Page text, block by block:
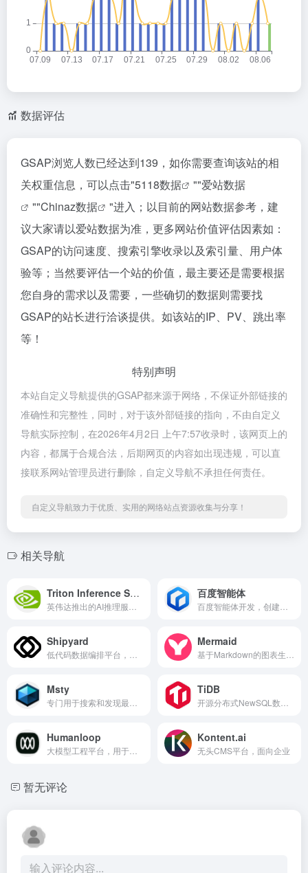
数据评估
GSAP浏览人数已经达到139，如你需要查询该站的相
关权重信息，可以点击"5118数据 ""爱站数据
""Chinaz数据
"进入；以目前的网站数据参考，建
议大家请以爱站数据为准，更多网站价值评估因素如：
GSAP的访问速度、搜索引擎收录以及索引量、用户体
验等；当然要评估一个站的价值，最主要还是需要根据
您自身的需求以及需要，一些确切的数据则需要找
GSAP的站长进行洽谈提供。如该站的IP、PV、跳出率
等！
特别声明
本站自定义导航提供的GSAP都来源于网络，不保证外部链接的
准确性和完整性，同时，对于该外部链接的指向，不由自定义
导航实际控制，在2026年4月2日 上午7:57收录时，该网页上的
内容，都属于合规合法，后期网页的内容如出现违规，可以直
接联系网站管理员进行删除，自定义导航不承担任何责任。
自定义导航致力于优质、实用的网络站点资源收集与分享！
相关导航
Triton Inference Server 百度智能体
Shipyard Mermaid
Msty TiDB
Humanloop Kontent.ai
无头CMS平台，面向企业
暂无评论